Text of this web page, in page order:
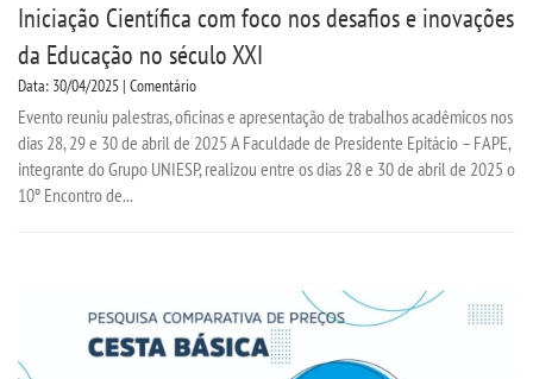
Iniciação Científica com foco nos desafios e inovações
da Educação no século XXI
Data: 30/04/2025 | Comentário
Evento reuniu palestras, oficinas e apresentação de trabalhos acadêmicos nos
dias 28, 29 e 30 de abril de 2025 A Faculdade de Presidente Epitácio – FAPE,
integrante do Grupo UNIESP, realizou entre os dias 28 e 30 de abril de 2025 o
10º Encontro de...